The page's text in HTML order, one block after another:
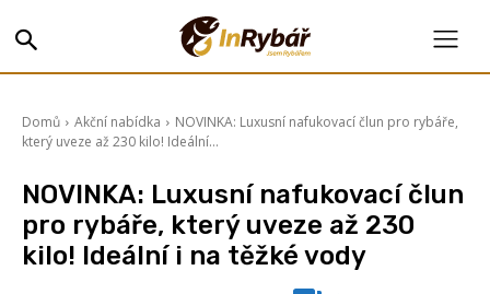
Domů Akční nabídka
NOVINKA: Luxusní nafukovací člun pro rybáře,
který uveze až 230 kilo! Ideální...
NOVINKA: Luxusní nafukovací člun
pro rybáře, který uveze až 230
kilo! Ideální i na těžké vody